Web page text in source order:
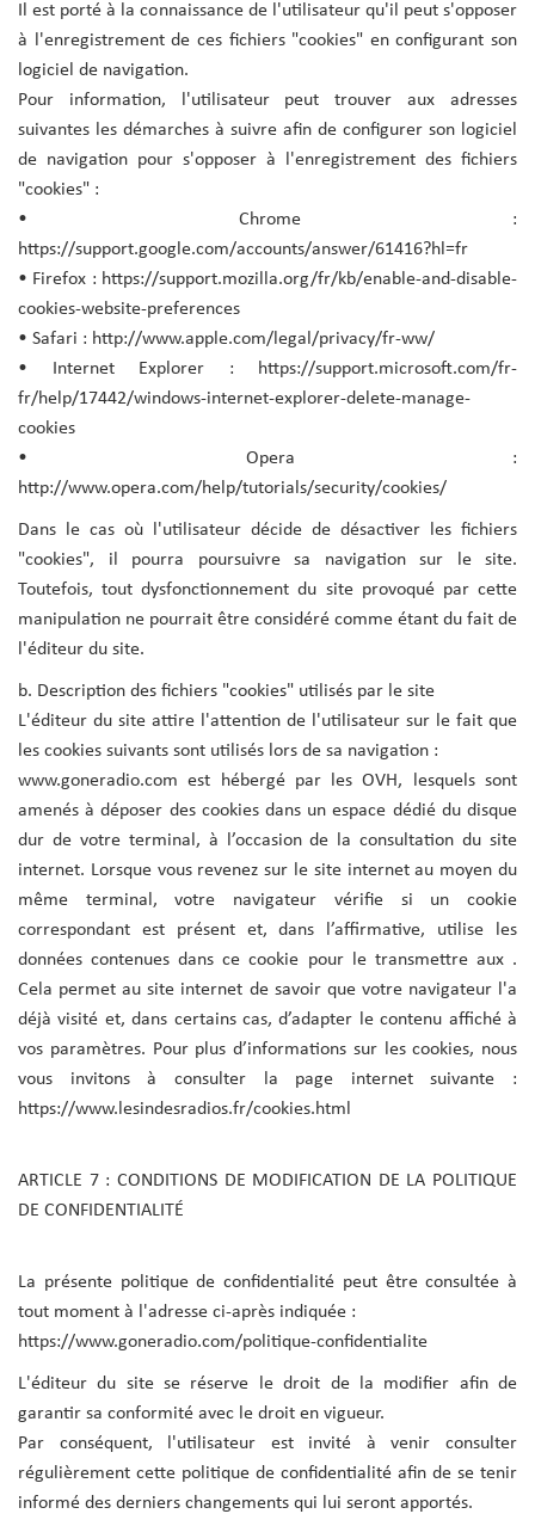
Il est porté à la connaissance de l'utilisateur qu'il peut s'opposer
à l'enregistrement de ces fichiers "cookies" en configurant son
logiciel de navigation.
Pour information, l'utilisateur peut trouver aux adresses
suivantes les démarches à suivre afin de configurer son logiciel
de navigation pour s'opposer à l'enregistrement des fichiers
"cookies" :
• Chrome :
https://support.google.com/accounts/answer/61416?hl=fr
• Firefox : https://support.mozilla.org/fr/kb/enable-and-disable-
cookies-website-preferences
• Safari : http://www.apple.com/legal/privacy/fr-ww/
• Internet Explorer : https://support.microsoft.com/fr-
fr/help/17442/windows-internet-explorer-delete-manage-
cookies
• Opera :
http://www.opera.com/help/tutorials/security/cookies/
Dans le cas où l'utilisateur décide de désactiver les fichiers
"cookies", il pourra poursuivre sa navigation sur le site.
Toutefois, tout dysfonctionnement du site provoqué par cette
manipulation ne pourrait être considéré comme étant du fait de
l'éditeur du site.
b. Description des fichiers "cookies" utilisés par le site
L'éditeur du site attire l'attention de l'utilisateur sur le fait que
les cookies suivants sont utilisés lors de sa navigation :
www.goneradio.com est hébergé par les OVH, lesquels sont
amenés à déposer des cookies dans un espace dédié du disque
dur de votre terminal, à l’occasion de la consultation du site
internet. Lorsque vous revenez sur le site internet au moyen du
même terminal, votre navigateur vérifie si un cookie
correspondant est présent et, dans l’affirmative, utilise les
données contenues dans ce cookie pour le transmettre aux .
Cela permet au site internet de savoir que votre navigateur l'a
déjà visité et, dans certains cas, d’adapter le contenu affiché à
vos paramètres. Pour plus d’informations sur les cookies, nous
vous invitons à consulter la page internet suivante :
https://www.lesindesradios.fr/cookies.html
ARTICLE 7 : CONDITIONS DE MODIFICATION DE LA POLITIQUE
DE CONFIDENTIALITÉ
La présente politique de confidentialité peut être consultée à
tout moment à l'adresse ci-après indiquée :
https://www.goneradio.com/politique-confidentialite
L'éditeur du site se réserve le droit de la modifier afin de
garantir sa conformité avec le droit en vigueur.
Par conséquent, l'utilisateur est invité à venir consulter
régulièrement cette politique de confidentialité afin de se tenir
informé des derniers changements qui lui seront apportés.